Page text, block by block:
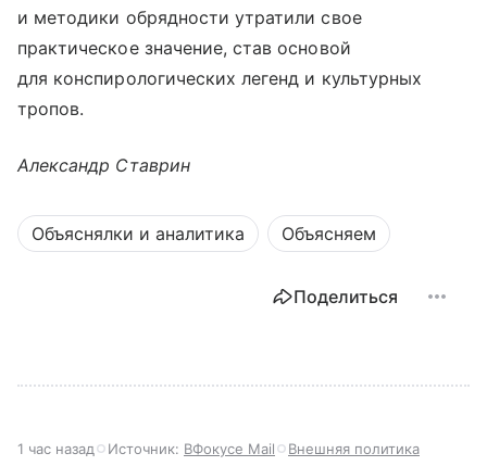
и методики обрядности утратили свое
практическое значение, став основой
для конспирологических легенд и культурных
тропов.
Александр Ставрин
Объяснялки и аналитика Объясняем
Поделиться
1 час назад Источник: ВФокусе Mail Внешняя политика